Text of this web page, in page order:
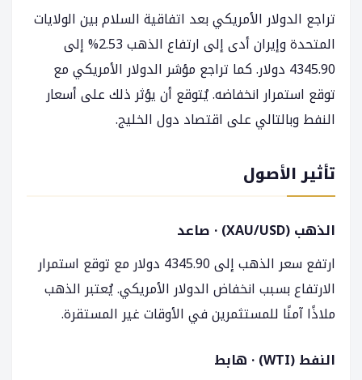
تراجع الدولار الأمريكي بعد اتفاقية السلام بين الولايات
المتحدة وإيران أدى إلى ارتفاع الذهب 2.53% إلى
4345.90 دولار. كما تراجع مؤشر الدولار الأمريكي مع
توقع استمرار انخفاضه. يُتوقع أن يؤثر ذلك على أسعار
النفط وبالتالي على اقتصاد دول الخليج.
تأثير الأصول
الذهب (XAU/USD) · صاعد
ارتفع سعر الذهب إلى 4345.90 دولار مع توقع استمرار
الارتفاع بسبب انخفاض الدولار الأمريكي. يُعتبر الذهب
ملاذًا آمنًا للمستثمرين في الأوقات غير المستقرة.
النفط (WTI) · هابط